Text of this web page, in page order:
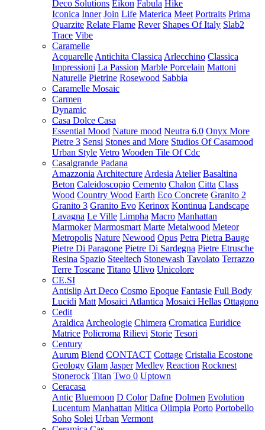
Deco Solutions Eikon Fabula Hike
Iconica Inner Join Life Materica Meet Portraits Prima
Quarzite Relate Flame Rever Shapes Of Italy Slab2
Trace Vibe
Caramelle
Acquarelle Antichita Classica Arlecchino Classica
Impressioni La Passion Marble Porcelain Mattoni
Naturelle Pietrine Rosewood Sabbia
Caramelle Mosaic
Carmen
Dynamic
Casa Dolce Casa
Essential Mood Nature mood Neutra 6.0 Onyx More
Pietre 3 Sensi Stones and More Studios Of Casamood
Urban Style Vetro Wooden Tile Of Cdc
Casalgrande Padana
Amazzonia Architecture Ardesia Atelier Basaltina
Beton Caleidoscopio Cemento Chalon Citta Class
Wood Country Wood Earth Eco Concrete Granito 2
Granito 3 Granito Evo Kerinox Kontinua Landscape
Lavagna Le Ville Limpha Macro Manhattan
Marmoker Marmosmart Marte Metalwood Meteor
Metropolis Nature Newood Opus Petra Pietra Bauge
Pietre Di Paragone Pietre Di Sardegna Pietre Etrusche
Resina Spazio Steeltech Stonewash Tavolato Terrazzo
Terre Toscane Titano Ulivo Unicolore
CE.SI
Antislip Art Deco Cosmo Epoque Fantasie Full Body
Lucidi Matt Mosaici Atlantica Mosaici Hellas Ottagono
Cedit
Araldica Archeologie Chimera Cromatica Euridice
Matrice Policroma Rilievi Storie Tesori
Century
Aurum Blend CONTACT Cottage Cristalia Ecostone
Geology Glam Jasper Medley Reaction Rocknest
Stonerock Titan Two 0 Uptown
Ceracasa
Antic Bluemoon D Color Dafne Dolmen Evolution
Lucentum Manhattan Mitica Olimpia Porto Portobello
Soho Solei Urban Vermont